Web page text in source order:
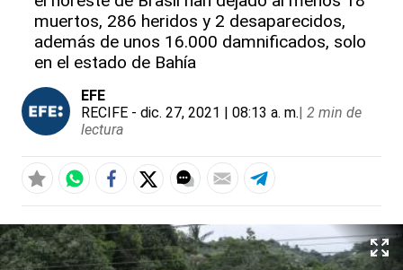
muertos, 286 heridos y 2 desaparecidos,
además de unos 16.000 damnificados, solo
en el estado de Bahía
EFE
RECIFE - dic. 27, 2021 | 08:13 a. m.| 2 min de
lectura